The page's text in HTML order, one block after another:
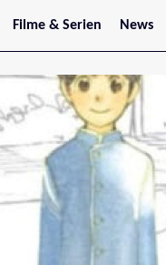
Filme & Serien
Trailer
Filmarchiv
Serienarchiv
News
Stars